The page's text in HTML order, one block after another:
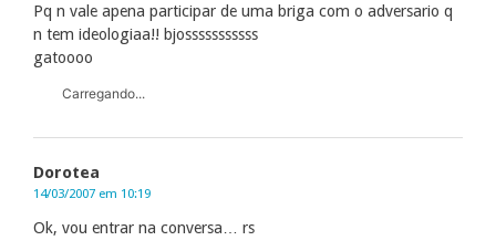
Pq n vale apena participar de uma briga com o adversario q
n tem ideologiaa!! bjosssssssssss
gatoooo
Carregando...
Dorotea
14/03/2007 em 10:19
Ok, vou entrar na conversa… rs